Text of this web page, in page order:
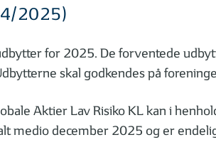
2025)
for 2025. De forventede
skal godkendes på
Aktier Lav Risiko KL kan i
medio december 2025 og er